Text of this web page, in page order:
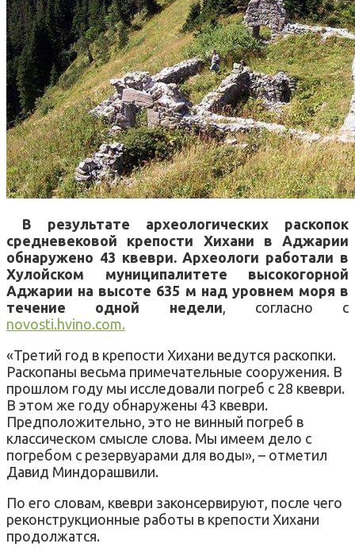
В результате археологических раскопок
средневековой крепости Хихани в Аджарии
обнаружено 43 квеври. Археологи работали в
Хулойском муниципалитете высокогорной
Аджарии на высоте 635 м над уровнем моря в
течение одной недели , согласно с
novosti.hvino.com.
«Третий год в крепости Хихани ведутся раскопки.
Раскопаны весьма примечательные сооружения. В
прошлом году мы исследовали погреб с 28 квеври.
В этом же году обнаружены 43 квеври.
Предположительно, это не винный погреб в
классическом смысле слова. Мы имеем дело с
погребом с резервуарами для воды», – отметил
Давид Миндорашвили.
По его словам, квеври законсервируют, после чего
реконструкционные работы в крепости Хихани
продолжатся.